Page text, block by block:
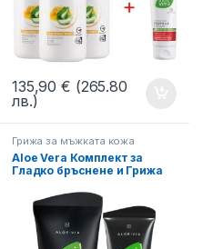
135,90€ (265.80
лв.)
Грижа за мъжката кожа
Aloe Vera Комплект за
Гладко бръснене и Грижа